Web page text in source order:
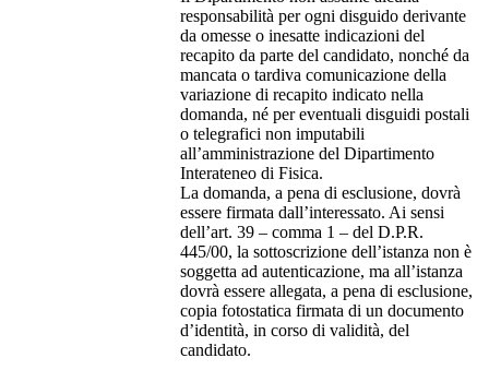
responsabilità per ogni disguido derivante
da omesse o inesatte indicazioni del
recapito da parte del candidato, nonché da
mancata o tardiva comunicazione della
variazione di recapito indicato nella
domanda, né per eventuali disguidi postali
o telegrafici non imputabili
all’amministrazione del Dipartimento
Interateneo di Fisica.
La domanda, a pena di esclusione, dovrà
essere firmata dall’interessato. Ai sensi
dell’art. 39 – comma 1 – del D.P.R.
445/00, la sottoscrizione dell’istanza non è
soggetta ad autenticazione, ma all’istanza
dovrà essere allegata, a pena di esclusione,
copia fotostatica firmata di un documento
d’identità, in corso di validità, del
candidato.